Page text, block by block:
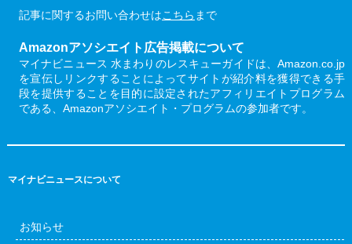
記事に関するお問い合わせはこちら まで
Amazonアソシエイト広告掲載について
マイナビニュース 水まわりのレスキューガイドは、Amazon.co.jp
を宣伝しリンクすることによってサイトが紹介料を獲得できる手
段を提供することを目的に設定されたアフィリエイトプログラム
である、Amazonアソシエイト・プログラムの参加者です。
マイナビニュースについて
お知らせ